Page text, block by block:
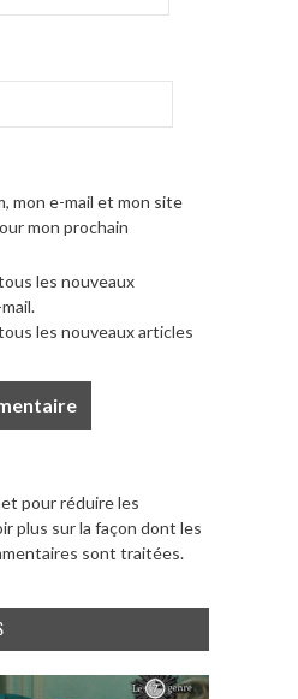
mon e-mail et mon site
mon prochain
les nouveaux
les nouveaux articles
pour réduire les
plus sur la façon dont les
sont traitées.